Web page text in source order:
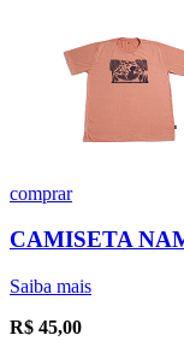
comprar
CAMISETA
Saiba mais
R$ 45,00